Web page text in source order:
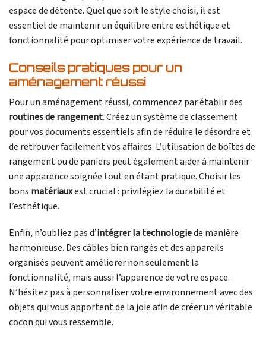
espace de détente. Quel que soit le style choisi, il est
essentiel de maintenir un équilibre entre esthétique et
fonctionnalité pour optimiser votre expérience de travail.
Conseils pratiques pour un
aménagement réussi
Pour un aménagement réussi, commencez par établir des
routines de rangement. Créez un système de classement
pour vos documents essentiels afin de réduire le désordre et
de retrouver facilement vos affaires. L’utilisation de boîtes de
rangement ou de paniers peut également aider à maintenir
une apparence soignée tout en étant pratique. Choisir les
bons matériauxest crucial : privilégiez la durabilité et
l’esthétique.
Enfin, n’oubliez pas d’intégrer la technologiede manière
harmonieuse. Des câbles bien rangés et des appareils
organisés peuvent améliorer non seulement la
fonctionnalité, mais aussi l’apparence de votre espace.
N’hésitez pas à personnaliser votre environnement avec des
objets qui vous apportent de la joie afin de créer un véritable
cocon qui vous ressemble.